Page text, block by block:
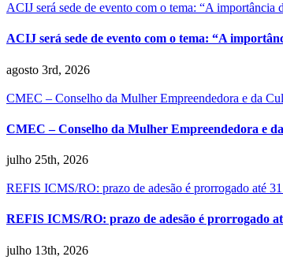
ACIJ será sede de evento com o tema: “A importância
ACIJ será sede de evento com o tema: “A
agosto 3rd, 2026
CMEC – Conselho da Mulher Empreendedora e da
CMEC – Conselho da Mulher Empreendedora e
julho 25th, 2026
REFIS ICMS/RO: prazo de adesão é prorrogado até
REFIS ICMS/RO: prazo de adesão é prorrogado
julho 13th, 2026